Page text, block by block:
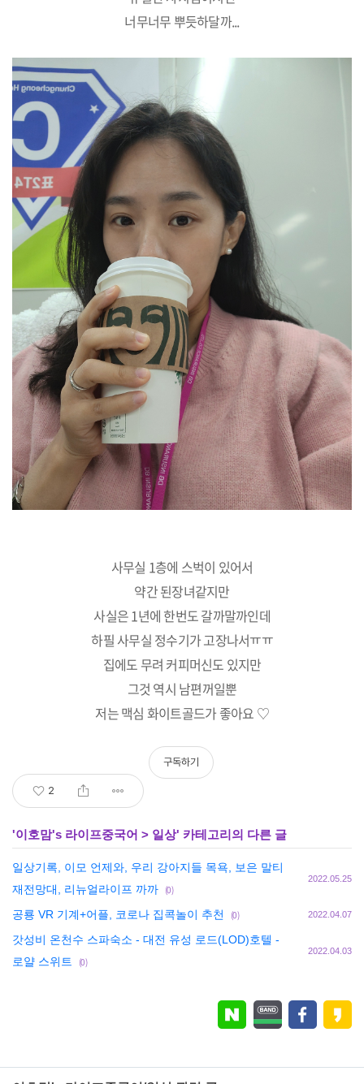
너무너무 뿌듯하달까...
사무실 1층에 스벅이 있어서
약간 된장녀같지만
사실은 1년에 한번도 갈까말까인데
하필 사무실 정수기가 고장나서ㅠㅠ
집에도 무려 커피머신도 있지만
그것 역시 남편꺼일뿐
저는 맥심 화이트골드가 좋아요 ♡
2
구독하기
'이호맘's 라이프중국어 > 일상' 카테고리의 다른 글
일상기록, 이모 언제와, 우리 강아지들 목욕, 보은 말티
재전망대, 리뉴얼라이프 까까 (0)
2022.05.25
공룡 VR 기계+어플, 코로나 집콕놀이 추천 (0) 2022.04.07
갓성비 온천수 스파숙소 - 대전 유성 로드(LOD)호텔 -
로얄 스위트
(0)
2022.04.03